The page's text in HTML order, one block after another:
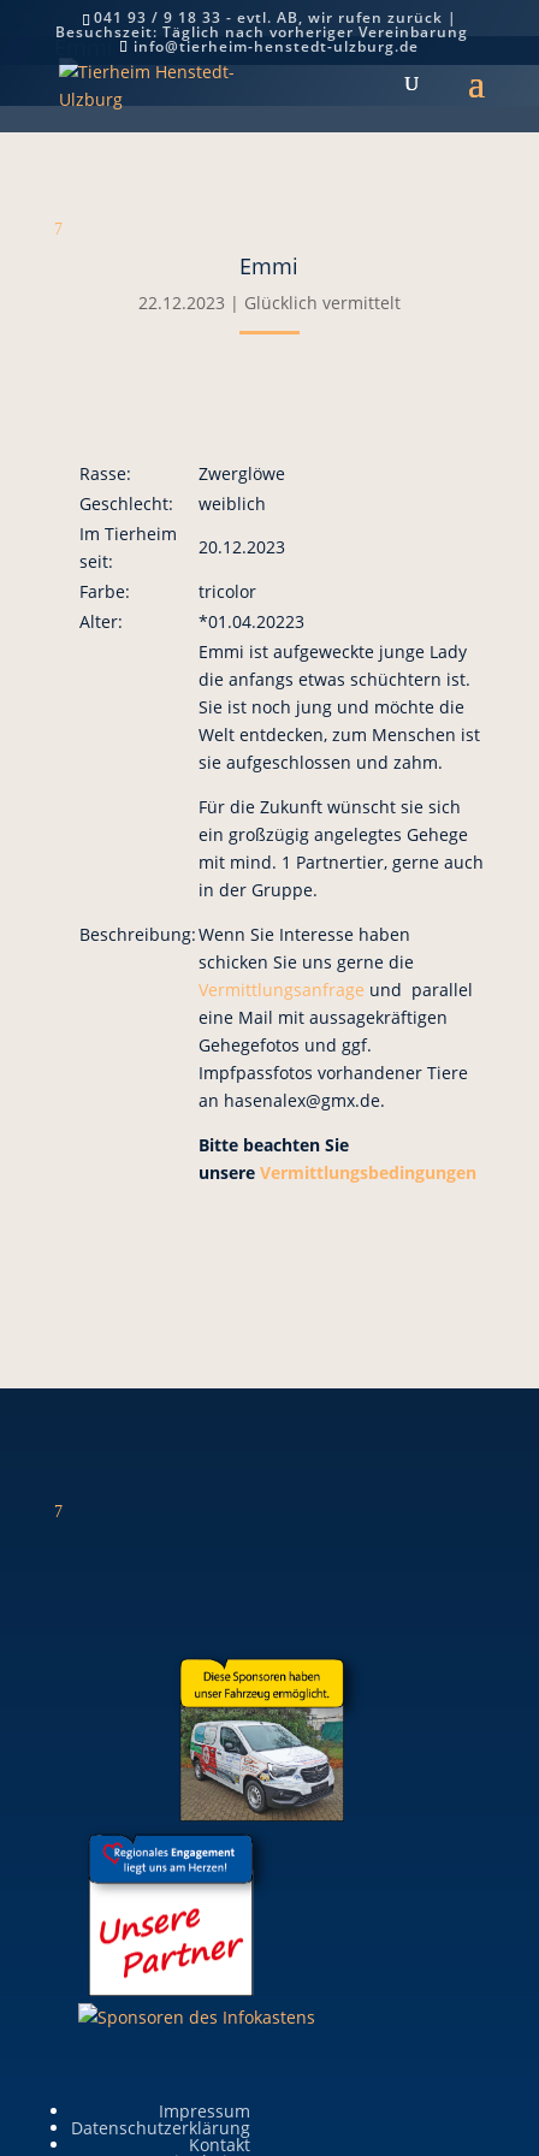
041 93 / 9 18 33 - evtl. AB, wir rufen zurück |
Besuchszeit: Täglich nach vorheriger Vereinbarung
info@tierheim-henstedt-ulzburg.de
Emmi
7
Emmi
22.12.2023 | Glücklich vermittelt
Rasse:
Zwerglöwe
Geschlecht:
weiblich
Im Tierheim
seit:
20.12.2023
Farbe:
tricolor
Alter:
*01.04.20223
Beschreibung:
Emmi ist aufgeweckte junge Lady
die anfangs etwas schüchtern ist.
Sie ist noch jung und möchte die
Welt entdecken, zum Menschen ist
sie aufgeschlossen und zahm.
Für die Zukunft wünscht sie sich
ein großzügig angelegtes Gehege
mit mind. 1 Partnertier, gerne auch
in der Gruppe.
Wenn Sie Interesse haben
schicken Sie uns gerne die
Vermittlungsanfrage und parallel
eine Mail mit aussagekräftigen
Gehegefotos und ggf.
Impfpassfotos vorhandener Tiere
an hasenalex@gmx.de.
Bitte beachten Sie
unsere Vermittlungsbedingungen
7
Impressum
Datenschutzerklärung
Kontakt